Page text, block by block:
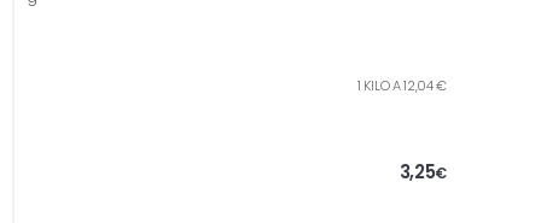
1 KILO A 12,04 €
3,25€